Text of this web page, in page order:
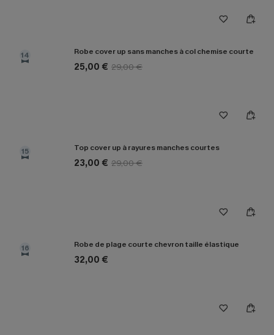
14 Robe cover up sans manches à col chemise courte
25,00 € 29,00 €
15 Top cover up à rayures manches courtes
23,00 € 29,00 €
16 Robe de plage courte chevron taille élastique
32,00 €